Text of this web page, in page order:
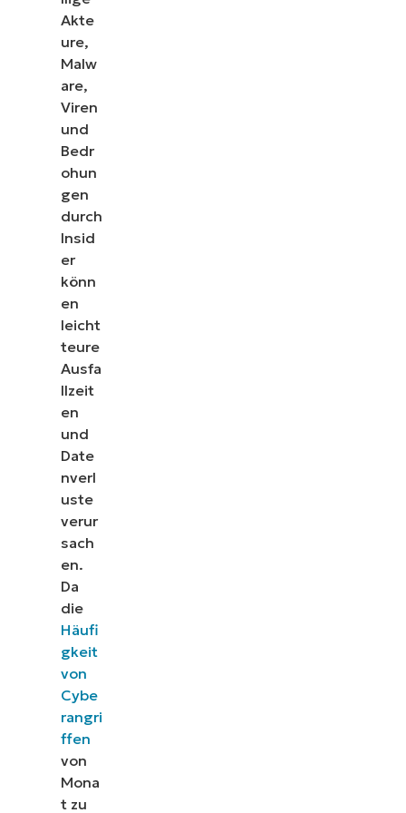
Akte
ure,
Malw
are,
Viren
und
Bedr
ohun
gen
durch
Insid
er
könn
en
leicht
teure
Ausfa
llzeit
en
und
Date
nverl
uste
verur
sach
en.
Da
die
Häufi
gkeit
von
Cybe
rangri
ffen
von
Mona
t zu